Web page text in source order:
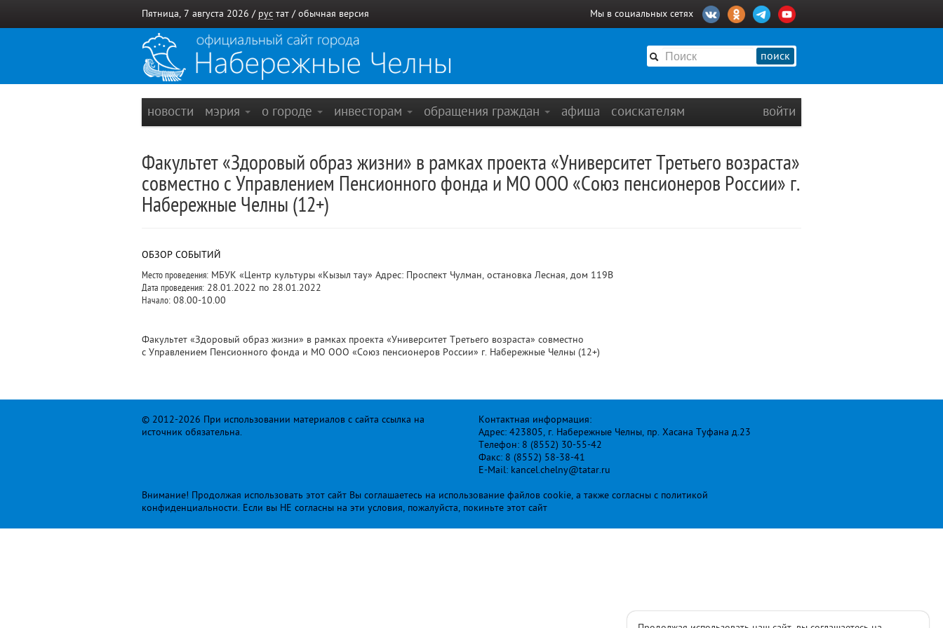
Пятница, 7 августа 2026 / рус тат / обычная версия Мы в социальных сетях
поиск
новости мэрия о городе инвесторам обращения граждан афиша соискателям войти
Факультет «Здоровый образ жизни» в рамках проекта «Университет Третьего возраста»
совместно с Управлением Пенсионного фонда и МО ООО «Союз пенсионеров России» г.
Набережные Челны (12+)
ОБЗОР СОБЫТИЙ
Место проведения: МБУК «Центр культуры «Кызыл тау» Адрес: Проспект Чулман, остановка Лесная, дом 119В
Дата проведения: 28.01.2022 по 28.01.2022
Начало: 08.00-10.00
Факультет «Здоровый образ жизни» в рамках проекта «Университет Третьего возраста» совместно
с Управлением Пенсионного фонда и МО ООО «Союз пенсионеров России» г. Набережные Челны (12+)
© 2012-2026 При использовании материалов с сайта ссылка на
источник обязательна.
Контактная информация:
Адрес: 423805, г. Набережные Челны, пр. Хасана Туфана д.23
Телефон: 8 (8552) 30-55-42
Факс: 8 (8552) 58-38-41
E-Mail: kancel.chelny@tatar.ru
Внимание! Продолжая использовать этот сайт Вы соглашаетесь на использование файлов cookie, а также согласны с политикой
конфиденциальности. Если вы НЕ согласны на эти условия, пожалуйста, покиньте этот сайт